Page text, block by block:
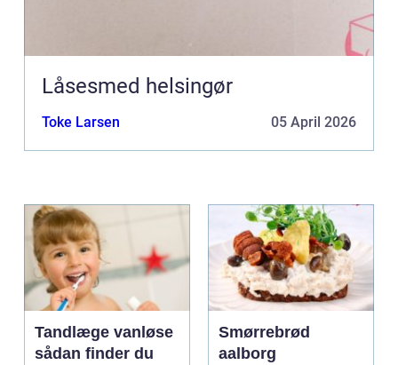
Låsesmed helsingør
Toke Larsen 05 April 2026
Tandlæge vanløse
sådan finder du
Smørrebrød
aalborg